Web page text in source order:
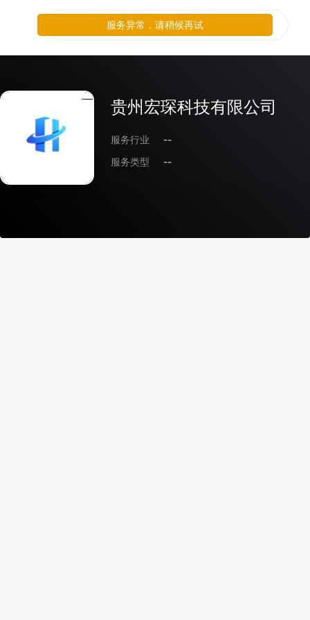
贵州宏琛科技有限公司
服务行业
--
服务类型
--
服务异常，请稍候再试